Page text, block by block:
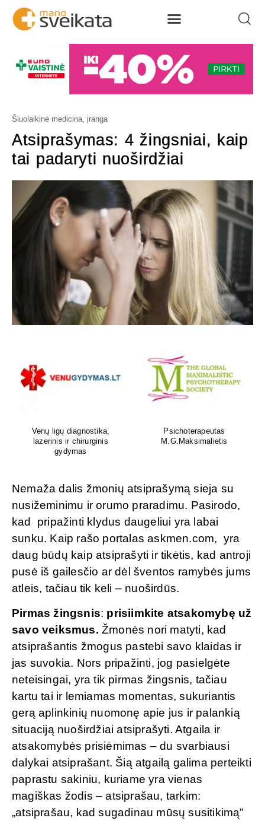
Šiuolaikinė medicina, įranga
Atsiprašymas: 4 žingsniai, kaip
tai padaryti nuoširdžiai
Venų ligų diagnostika,
lazerinis ir chirurginis
gydymas
Psichoterapeutas
M.G.Maksimalietis
Nemaža dalis žmonių atsiprašymą sieja su
nusižeminimu ir orumo praradimu. Pasirodo,
kad pripažinti klydus daugeliui yra labai
sunku. Kaip rašo portalas askmen.com, yra
daug būdų kaip atsiprašyti ir tikėtis, kad antroji
pusė iš gailesčio ar dėl šventos ramybės jums
atleis, tačiau tik keli – nuoširdūs.
Pirmas žingsnis: prisiimkite atsakomybę už
savo veiksmus. Žmonės nori matyti, kad
atsiprašantis žmogus pastebi savo klaidas ir
jas suvokia. Nors pripažinti, jog pasielgėte
neteisingai, yra tik pirmas žingsnis, tačiau
kartu tai ir lemiamas momentas, sukuriantis
gerą aplinkinių nuomonę apie jus ir palankią
situaciją nuoširdžiai atsiprašyti. Atgaila ir
atsakomybės prisiėmimas – du svarbiausi
dalykai atsiprašant. Šią atgailą galima perteikti
paprastu sakiniu, kuriame yra vienas
magiškas žodis – atsiprašau, tarkim:
„atsiprašau, kad sugadinau mūsų susitikimą”